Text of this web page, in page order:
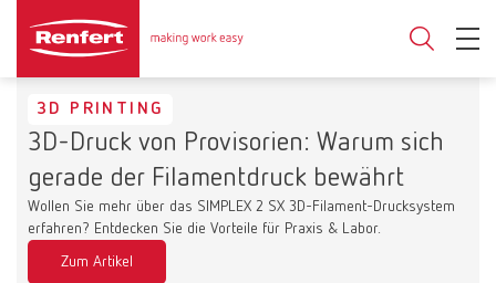
3D PRINTING
3D-Druck von Provisorien: Warum sich
gerade der Filamentdruck bewährt
Wollen Sie mehr über das SIMPLEX 2 SX 3D-Filament-Drucksystem
erfahren? Entdecken Sie die Vorteile für Praxis & Labor.
Zum Artikel